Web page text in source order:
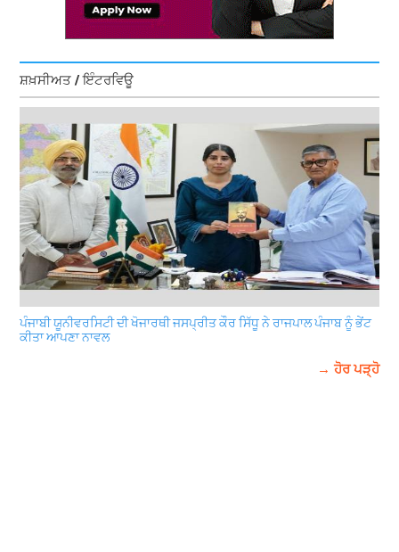
ਸ਼ਖ਼ਸੀਅਤ / ਇੰਟਰਵਿਊ
ਪੰਜਾਬੀ ਯੂਨੀਵਰਸਿਟੀ ਦੀ ਖੋਜਾਰਥੀ ਜਸਪ੍ਰੀਤ ਕੌਰ ਸਿੱਧੂ ਨੇ ਰਾਜਪਾਲ ਪੰਜਾਬ ਨੂੰ ਭੇਂਟ
ਕੀਤਾ ਆਪਣਾ ਨਾਵਲ
→ ਹੋਰ ਪੜ੍ਹੋ